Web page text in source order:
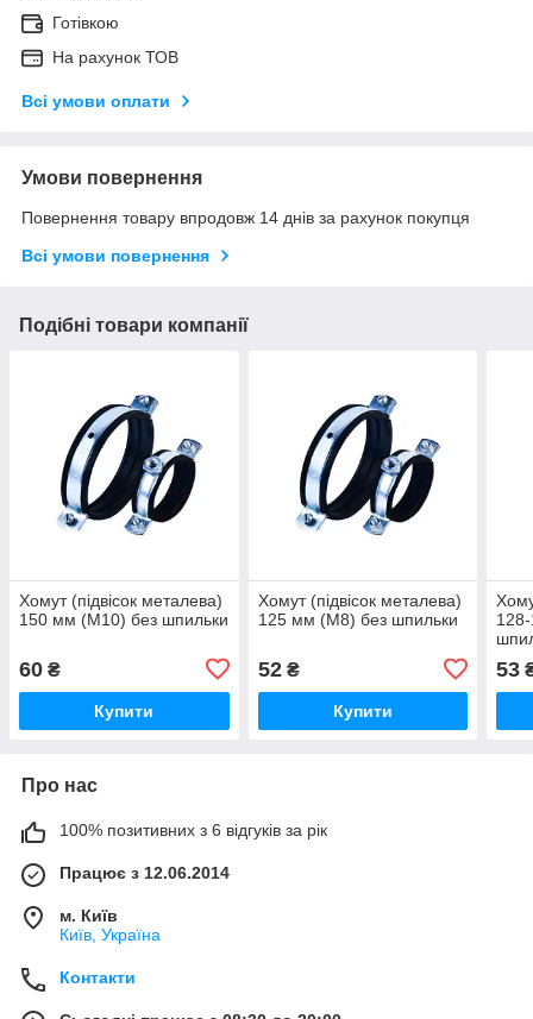
Готівкою
На рахунок ТОВ
Всі умови оплати
Умови повернення
Повернення товару впродовж 14 днів за рахунок покупця
Всі умови повернення
Подібні товари компанії
Хомут (підвісок металева)
150 мм (М10) без шпильки
60 ₴
Купити
Хомут (підвісок металева)
125 мм (М8) без шпильки
52₴
Купити
53
Про нас
100% позитивних з 6 відгуків за рік
Працює з 12.06.2014
м. Київ
Київ, Україна
Контакти